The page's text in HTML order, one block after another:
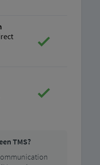
TMS?